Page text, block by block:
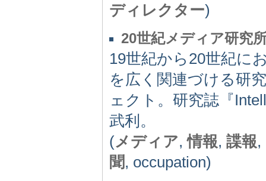
ディレクター)
20世紀メディア研究
19世紀から20世紀に
を広く関連づける研
ェクト。研究誌『
武利。
(メディア,情報, 諜報,
聞, occupation)